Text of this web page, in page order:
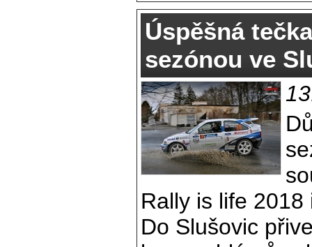
Úspěšná
sezónou ve
Rally is life
Do Slušovic